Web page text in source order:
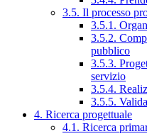
3.5. Il processo
3.5.1.
3.5.2.
pubblico
3.5.3.
servizio
3.5.4.
3.5.5.
4. Ricerca progettuale
4.1. Ricerca